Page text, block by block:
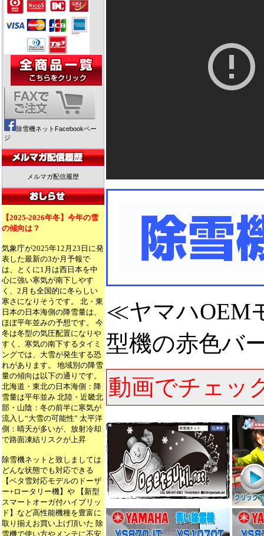
除雪機ネットFacebookペー
ジ
メルマガ配信履歴
【2025-2026年冬】今年の雪
の傾向は？
気象庁が2025年12月23日に発
表した最新の3か月予報で
は、とくに1月は西日本を中
心に強い寒気が南下しやす
く、2月も全国的に冬らしい
寒さになりそうです。 北・東
日本の日本海側の降雪量は、
ほぼ平年並みの予想です。 今
冬は冬型の気圧配置になりや
すく、寒気の南下するタイミ
ングでは、大雪が発生する恐
れがあります。 地域別の降雪
量の傾向は以下の通りです。
北海道・東北の日本海側：降
雪量は平年並み 北陸・近畿北
部・山陰：冬の前半に寒気が
流入し“大雪の可能性” 太平洋
側：晴天が多いが、放射冷却
で路面凍結リスクが上昇
除雪機ネットと致しましては
どんな状態でも対応できる
【ベタ雪対応モデルのドーザ
ー+ロータリー機】や 【新型
スマートオーガ付ハイブリッ
ド】など高性能機種を豊富に
取り揃えお買い上げ頂いた 除
雪機で使い方やメンテに不安
≪ヤマハOEM
型機の赤色バ
動画でチェッ